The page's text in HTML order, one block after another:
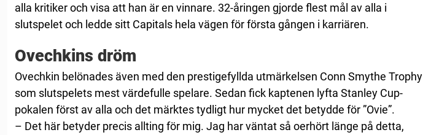
alla kritiker och visa att han är en vinnare. 32-åringen gjorde flest mål av alla i
slutspelet och ledde sitt Capitals hela vägen för första gången i karriären.
Ovechkins dröm
Ovechkin belönades även med den prestigefyllda utmärkelsen Conn Smythe Trophy
som slutspelets mest värdefulle spelare. Sedan fick kaptenen lyfta Stanley Cup-
pokalen först av alla och det märktes tydligt hur mycket det betydde för ”Ovie”.
– Det här betyder precis allting för mig. Jag har väntat så oerhört länge på detta,